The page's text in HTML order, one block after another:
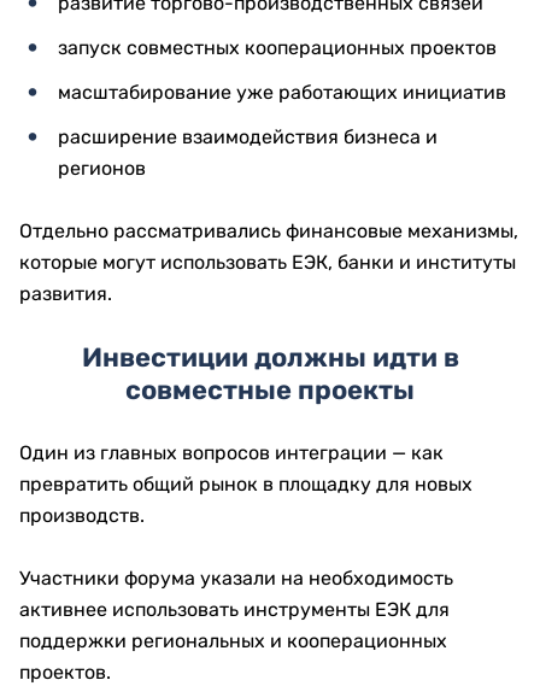
запуск совместных кооперационных проектов
масштабирование уже работающих инициатив
расширение взаимодействия бизнеса и
регионов
Отдельно рассматривались финансовые механизмы,
которые могут использовать ЕЭК, банки и институты
развития.
Инвестиции должны идти в
совместные проекты
Один из главных вопросов интеграции — как
превратить общий рынок в площадку для новых
производств.
Участники форума указали на необходимость
активнее использовать инструменты ЕЭК для
поддержки региональных и кооперационных
проектов.